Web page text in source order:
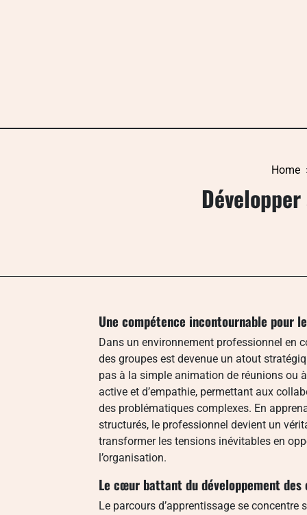
Home
Une compétence incontournable pour
Dans un environnement professionnel en
des groupes est devenue un atout
pas à la simple animation de réunions ou
active et d’empathie, permettant aux
des problématiques complexes. En
structurés, le professionnel devient un
transformer les tensions inévitables en
l’organisation.
Le cœur battant du développement des
Le parcours d’apprentissage se